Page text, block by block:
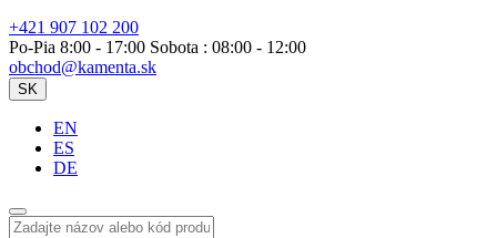
+421 907 102 200
Po-Pia 8:00 - 17:00 Sobota : 08:00 - 12:00
obchod@kamenta.sk
SK
EN
ES
DE